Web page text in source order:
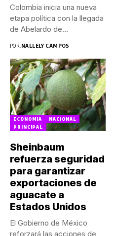
Colombia inicia una nueva
etapa política con la llegada
de Abelardo de...
POR:NALLELY CAMPOS
ECONOMÍA
NACIONAL
PRINCIPAL
Sheinbaum
refuerza seguridad
para garantizar
exportaciones de
aguacate a
Estados Unidos
El Gobierno de México
reforzará las acciones de